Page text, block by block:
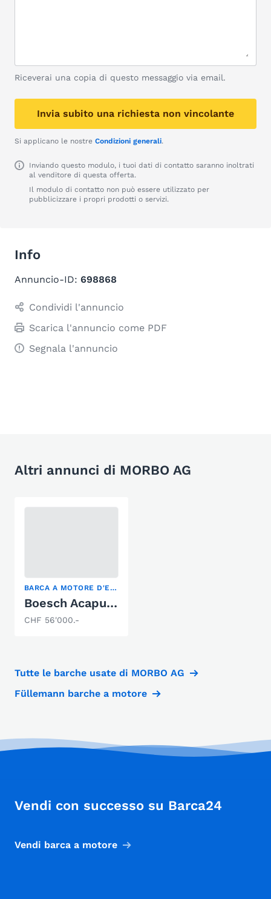
Riceverai una copia di questo messaggio via email.
Invia subito una richiesta non vincolante
Si applicano le nostre Condizioni generali.
Inviando questo modulo, i tuoi dati di contatto saranno inoltrati
al venditore di questa offerta.
Il modulo di contatto non può essere utilizzato per
pubblicizzare i propri prodotti o servizi.
Info
Annuncio-ID: 698868
Condividi l'annuncio
Scarica l'annuncio come PDF
Segnala l'annuncio
Altri annunci di MORBO AG
BARCA A MOTORE D'EPOCA, RUNABOUT
Boesch Acapulco 590
CHF 56'000.-
Tutte le barche usate di MORBO AG
Füllemann barche a motore
Vendi con successo su Barca24
Vendi barca a motore